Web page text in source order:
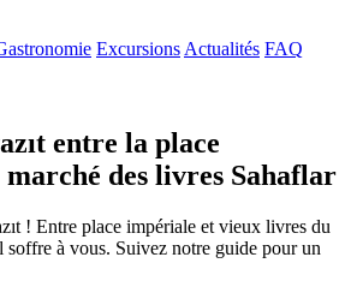
Excursions Actualités FAQ
entre la place
des livres Sahaflar
! Entre place impériale et vieux livres du
soffre à vous. Suivez notre guide pour un